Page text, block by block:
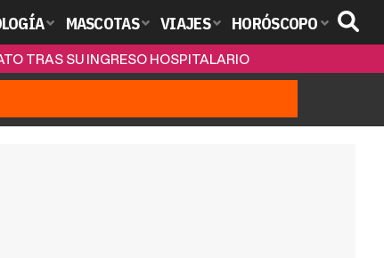
MASCOTAS VIAJES HORÓSCOPO
TRAS SU INGRESO HOSPITALARIO